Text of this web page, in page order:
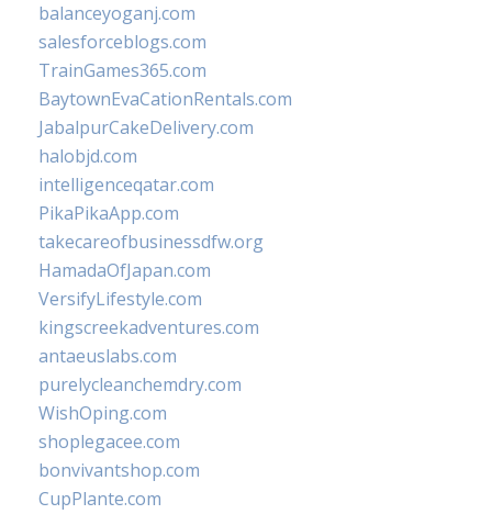
balanceyoganj.com
salesforceblogs.com
TrainGames365.com
BaytownEvaCationRentals.com
JabalpurCakeDelivery.com
halobjd.com
intelligenceqatar.com
PikaPikaApp.com
takecareofbusinessdfw.org
HamadaOfJapan.com
VersifyLifestyle.com
kingscreekadventures.com
antaeuslabs.com
purelycleanchemdry.com
WishOping.com
shoplegacee.com
bonvivantshop.com
CupPlante.com